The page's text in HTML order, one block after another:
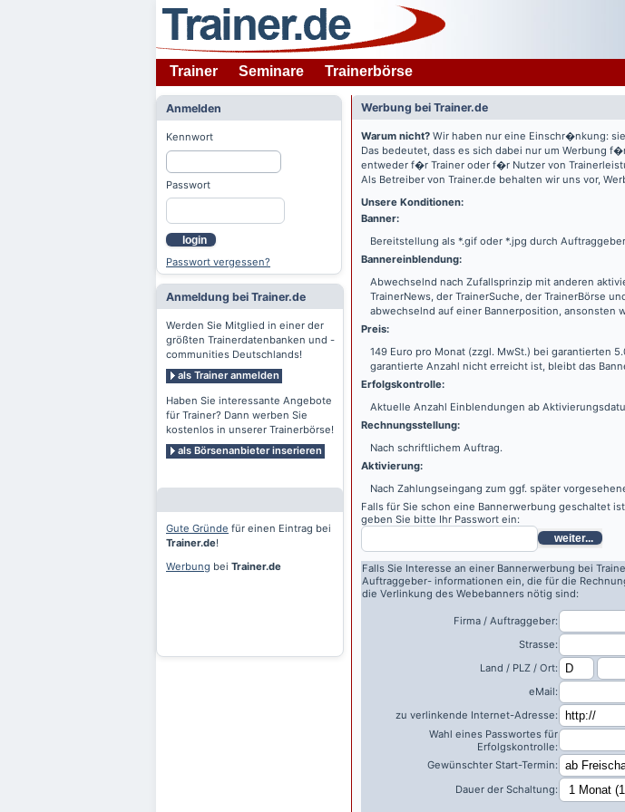
Trainer Seminare Trainerbörse
Anmelden
Kennwort
Passwort
login
Passwort vergessen?
Anmeldung bei Trainer.de
Werden Sie Mitglied in einer der
größten Trainerdatenbanken und -
communities Deutschlands!
als Trainer anmelden
Haben Sie interessante Angebote
für Trainer? Dann werben Sie
kostenlos in unserer Trainerbörse!
als Börsenanbieter inserieren
Gute Gründe für einen Eintrag bei
Trainer.de!
Werbung bei Trainer.de
Werbung bei Trainer.de
Warum nicht? Wir haben nur eine Einschr�nkung:
Das bedeutet, dass es sich dabei nur um Werbung
entweder f�r Trainer oder f�r Nutzer von
Als Betreiber von Trainer.de behalten wir uns vor,
Unsere Konditionen:
Banner:
Bereitstellung als *.gif oder *.jpg durch
Bannereinblendung:
Abwechselnd nach Zufallsprinzip mit anderen
TrainerNews, der TrainerSuche, der TrainerBörse
abwechselnd auf einer Bannerposition, ansonsten
Preis:
149 Euro pro Monat (zzgl. MwSt.) bei garantierten
garantierte Anzahl nicht erreicht ist, bleibt das
Erfolgskontrolle:
Aktuelle Anzahl Einblendungen ab
Rechnungsstellung:
Nach schriftlichem Auftrag.
Aktivierung:
Nach Zahlungseingang zum ggf. später
Falls für Sie schon eine Bannerwerbung geschaltet
geben Sie bitte Ihr Passwort ein:
weiter...
Falls Sie Interesse an einer Bannerwerbung bei
Auftraggeber- informationen ein, die für die
die Verlinkung des Webebanners nötig sind:
Firma / Auftraggeber:
Strasse:
Land / PLZ / Ort:
eMail:
zu verlinkende Internet-Adresse:
Wahl eines Passwortes für
Erfolgskontrolle:
Gewünschter Start-Termin:
Dauer der Schaltung: